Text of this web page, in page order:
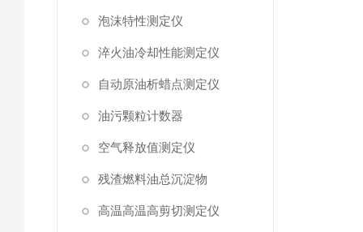
泡沫特性测定仪
淬火油冷却性能测定仪
自动原油析蜡点测定仪
油污颗粒计数器
空气释放值测定仪
残渣燃料油总沉淀物
高温高温高剪切测定仪